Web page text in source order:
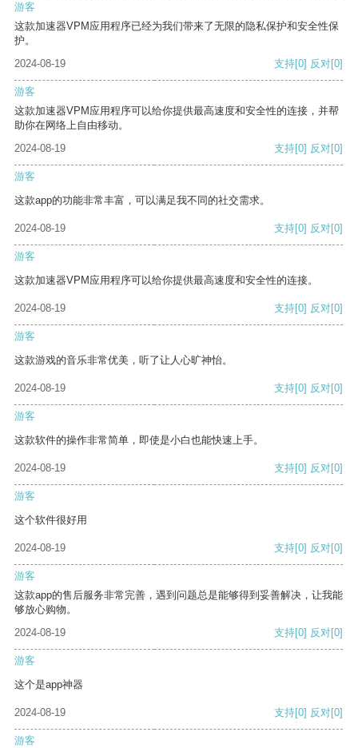
游客
这款加速器VPM应用程序已经为我们带来了无限的隐私保护和安全性保
护。
2024-08-19
支持[0] 反对[0]
游客
这款加速器VPM应用程序可以给你提供最高速度和安全性的连接，并帮
助你在网络上自由移动。
2024-08-19
支持[0] 反对[0]
游客
这款app的功能非常丰富，可以满足我不同的社交需求。
2024-08-19 支持[0] 反对[0]
游客
这款加速器VPM应用程序可以给你提供最高速度和安全性的连接。
2024-08-19 支持[0] 反对[0]
游客
这款游戏的音乐非常优美，听了让人心旷神怡。
2024-08-19 支持[0] 反对[0]
游客
这款软件的操作非常简单，即使是小白也能快速上手。
2024-08-19 支持[0] 反对[0]
游客
这个软件很好用
2024-08-19 支持[0] 反对[0]
游客
这款app的售后服务非常完善，遇到问题总是能够得到妥善解决，让我能
够放心购物。
2024-08-19
支持[0] 反对[0]
游客
这个是app神器
2024-08-19 支持[0] 反对[0]
游客